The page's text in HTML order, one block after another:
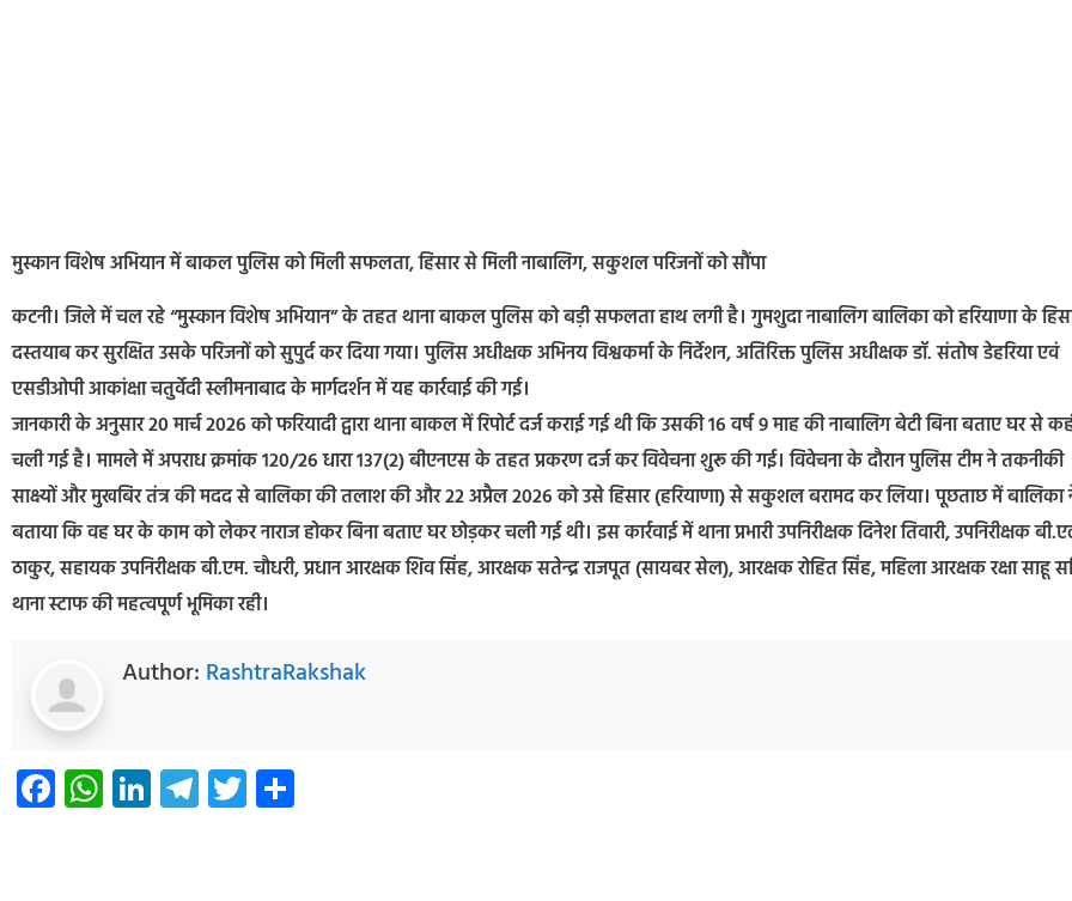
मुस्कान विशेष अभियान में बाकल पुलिस को मिली सफलता, हिसार से मिली नाबालिग, सकुशल परिजनों को सौंपा
कटनी। जिले में चल रहे “मुस्कान विशेष अभियान” के तहत थाना बाकल पुलिस को बड़ी सफलता हाथ लगी है। गुमशुदा नाबालिग बालिका को हरियाणा के
दस्तयाब कर सुरक्षित उसके परिजनों को सुपुर्द कर दिया गया। पुलिस अधीक्षक अभिनय विश्वकर्मा के निर्देशन, अतिरिक्त पुलिस अधीक्षक डॉ. संतोष डेहरिया एवं
एसडीओपी आकांक्षा चतुर्वेदी स्लीमनाबाद के मार्गदर्शन में यह कार्रवाई की गई।
जानकारी के अनुसार 20 मार्च 2026 को फरियादी द्वारा थाना बाकल में रिपोर्ट दर्ज कराई गई थी कि उसकी 16 वर्ष 9 माह की नाबालिग बेटी बिना बताए घर से
चली गई है। मामले में अपराध क्रमांक 120/26 धारा 137(2) बीएनएस के तहत प्रकरण दर्ज कर विवेचना शुरू की गई। विवेचना के दौरान पुलिस टीम ने तकनीकी
साक्ष्यों और मुखबिर तंत्र की मदद से बालिका की तलाश की और 22 अप्रैल 2026 को उसे हिसार (हरियाणा) से सकुशल बरामद कर लिया। पूछताछ में बालिका
बताया कि वह घर के काम को लेकर नाराज होकर बिना बताए घर छोड़कर चली गई थी। इस कार्रवाई में थाना प्रभारी उपनिरीक्षक दिनेश तिवारी, उपनिरीक्षक
ठाकुर, सहायक उपनिरीक्षक बी.एम. चौधरी, प्रधान आरक्षक शिव सिंह, आरक्षक सतेन्द्र राजपूत (सायबर सेल), आरक्षक रोहित सिंह, महिला आरक्षक रक्षा साहू
थाना स्टाफ की महत्वपूर्ण भूमिका रही।
Author: RashtraRakshak
Facebook
WhatsApp
LinkedIn
Telegram
Twitter